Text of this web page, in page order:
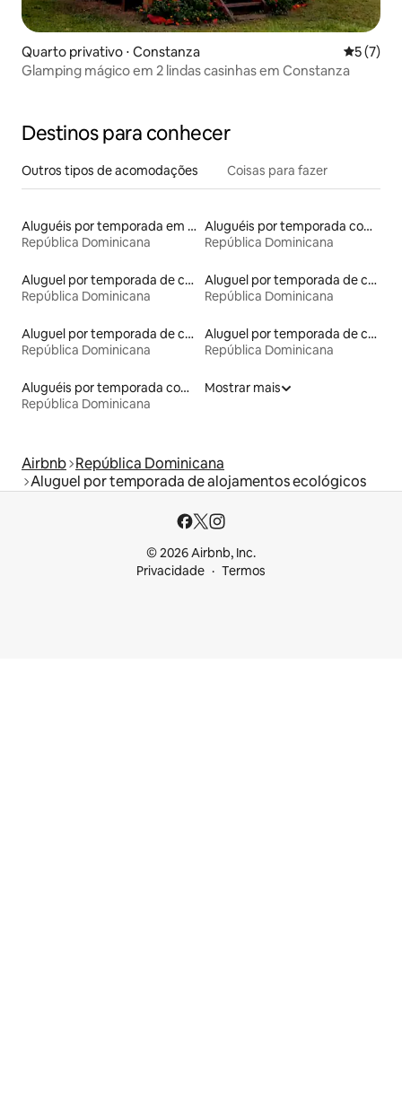
Quarto privativo ⋅ Constanza 5 de
5 (7)
Glamping mágico em 2 lindas casinhas em Constanza
Destinos para conhecer
Outros tipos de acomodações Coisas para fazer
Aluguéis por temporada em hotéis-fazenda
República Dominicana
Aluguéis por temporada com banheiro para PCD
República Dominicana
Aluguel por temporada de casas de hóspedes
República Dominicana
Aluguel por temporada de casas arredondadas
República Dominicana
Aluguel por temporada de casas de veraneio
República Dominicana
Aluguel por temporada de contêineres
República Dominicana
Aluguéis por temporada com sauna
República Dominicana
Mostrar mais
Airbnb República Dominicana
Aluguel por temporada de alojamentos ecológicos
© 2026 Airbnb, Inc.
Privacidade
Termos